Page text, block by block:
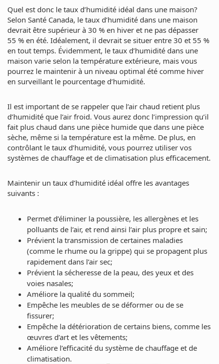
Quel est donc le taux d’humidité idéal dans une maison?
Selon Santé Canada, le taux d’humidité dans une maison
devrait être supérieur à 30 % en hiver et ne pas dépasser
55 % en été. Idéalement, il devrait se situer entre 30 et 55 %
en tout temps. Évidemment, le taux d’humidité dans une
maison varie selon la température extérieure, mais vous
pourrez le maintenir à un niveau optimal été comme hiver
en surveillant le pourcentage d’humidité.
Il est important de se rappeler que l’air chaud retient plus
d’humidité que l’air froid. Vous aurez donc l’impression qu’il
fait plus chaud dans une pièce humide que dans une pièce
sèche, même si la température est la même. De plus, en
contrôlant le taux d’humidité, vous pourrez utiliser vos
systèmes de chauffage et de climatisation plus efficacement.
Maintenir un taux d’humidité idéal offre les avantages
suivants :
Permet d’éliminer la poussière, les allergènes et les
polluants de l’air, et rend ainsi l’air plus propre et sain;
Prévient la transmission de certaines maladies
(comme le rhume ou la grippe) qui se propagent plus
rapidement dans l’air sec;
Prévient la sécheresse de la peau, des yeux et des
voies nasales;
Améliore la qualité du sommeil;
Empêche les meubles de se déformer ou de se
fissurer;
Empêche la détérioration de certains biens, comme les
œuvres d’art et les vêtements;
Améliore l’efficacité du système de chauffage et de
climatisation.